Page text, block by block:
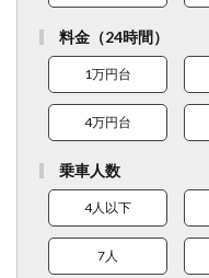
料金（24時間）
1万円台
4万円台
乗車人数
4人以下
7人